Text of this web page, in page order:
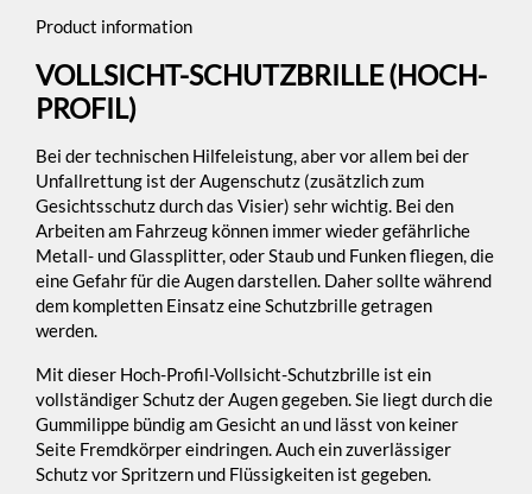
Product information
VOLLSICHT-SCHUTZBRILLE (HOCH-
PROFIL)
Bei der technischen Hilfeleistung, aber vor allem bei der
Unfallrettung ist der Augenschutz (zusätzlich zum
Gesichtsschutz durch das Visier) sehr wichtig. Bei den
Arbeiten am Fahrzeug können immer wieder gefährliche
Metall- und Glassplitter, oder Staub und Funken fliegen, die
eine Gefahr für die Augen darstellen. Daher sollte während
dem kompletten Einsatz eine Schutzbrille getragen
werden.
Mit dieser Hoch-Profil-Vollsicht-Schutzbrille ist ein
vollständiger Schutz der Augen gegeben. Sie liegt durch die
Gummilippe bündig am Gesicht an und lässt von keiner
Seite Fremdkörper eindringen. Auch ein zuverlässiger
Schutz vor Spritzern und Flüssigkeiten ist gegeben.